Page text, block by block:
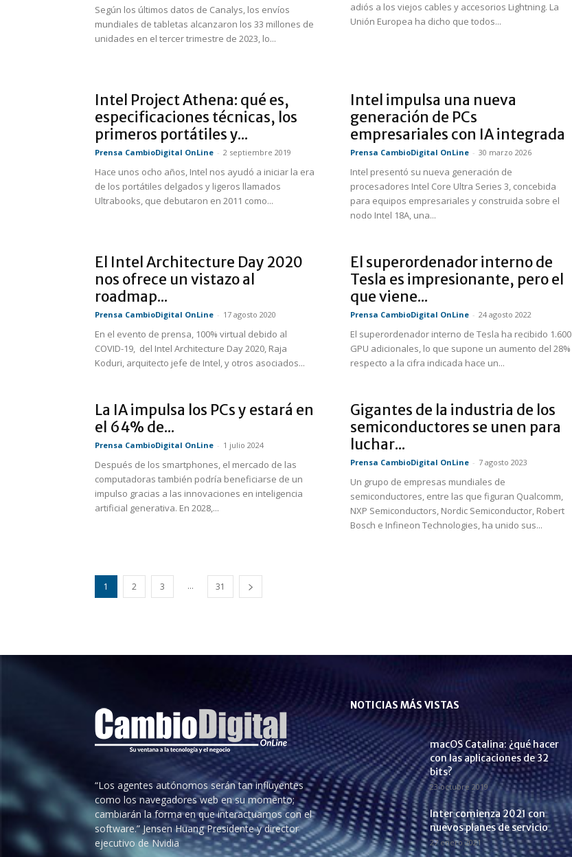
Según los últimos datos de Canalys, los envíos
mundiales de tabletas alcanzaron los 33 millones de
unidades en el tercer trimestre de 2023, lo...
adiós a los viejos cables y accesorios Lightning. La
Unión Europea ha dicho que todos...
Intel Project Athena: qué es,
especificaciones técnicas, los
primeros portátiles y...
Prensa CambioDigital OnLine - 2 septiembre 2019
Hace unos ocho años, Intel nos ayudó a iniciar la era
de los portátiles delgados y ligeros llamados
Ultrabooks, que debutaron en 2011 como...
Intel impulsa una nueva
generación de PCs
empresariales con IA integrada
Prensa CambioDigital OnLine - 30 marzo 2026
Intel presentó su nueva generación de
procesadores Intel Core Ultra Series 3, concebida
para equipos empresariales y construida sobre el
nodo Intel 18A, una...
El Intel Architecture Day 2020
nos ofrece un vistazo al
roadmap...
Prensa CambioDigital OnLine - 17 agosto 2020
En el evento de prensa, 100% virtual debido al
COVID-19, del Intel Architecture Day 2020, Raja
Koduri, arquitecto jefe de Intel, y otros asociados...
El superordenador interno de
Tesla es impresionante, pero el
que viene...
Prensa CambioDigital OnLine - 24 agosto 2022
El superordenador interno de Tesla ha recibido 1.600
GPU adicionales, lo que supone un aumento del 28%
respecto a la cifra indicada hace un...
La IA impulsa los PCs y estará en
el 64% de...
Prensa CambioDigital OnLine - 1 julio 2024
Después de los smartphones, el mercado de las
computadoras también podría beneficiarse de un
impulso gracias a las innovaciones en inteligencia
artificial generativa. En 2028,...
Gigantes de la industria de los
semiconductores se unen para
luchar...
Prensa CambioDigital OnLine - 7 agosto 2023
Un grupo de empresas mundiales de
semiconductores, entre las que figuran Qualcomm,
NXP Semiconductors, Nordic Semiconductor, Robert
Bosch e Infineon Technologies, ha unido sus...
1 2 3 ... 31
“Los agentes autónomos serán tan influyentes
como los navegadores web en su momento;
cambiarán la forma en que interactuamos con el
software.” Jensen Huang Presidente y director
ejecutivo de Nvidia
NOTICIAS MÁS VISTAS
macOS Catalina: ¿qué hacer
con las aplicaciones de 32
bits?
23 octubre 2019
Inter comienza 2021 con
nuevos planes de servicio
27 enero 2021